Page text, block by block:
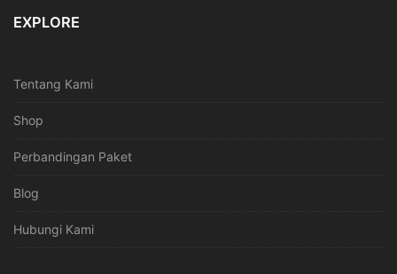
EXPLORE
Tentang Kami
Shop
Perbandingan Paket
Blog
Hubungi Kami